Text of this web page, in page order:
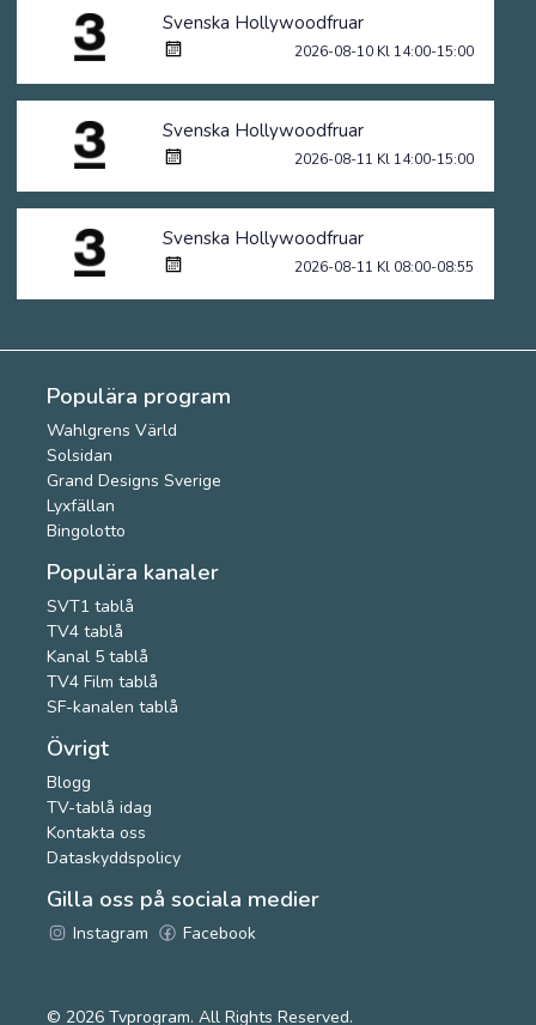
Svenska Hollywoodfruar
2026-08-10 Kl 14:00-15:00
Svenska Hollywoodfruar
2026-08-11 Kl 14:00-15:00
Svenska Hollywoodfruar
2026-08-11 Kl 08:00-08:55
Populära program
Wahlgrens Värld
Solsidan
Grand Designs Sverige
Lyxfällan
Bingolotto
Populära kanaler
SVT1 tablå
TV4 tablå
Kanal 5 tablå
TV4 Film tablå
SF-kanalen tablå
Övrigt
Blogg
TV-tablå idag
Kontakta oss
Dataskyddspolicy
Gilla oss på sociala medier
Instagram Facebook
© 2026 Tvprogram. All Rights Reserved.